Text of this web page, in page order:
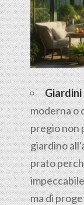
moderna o
pregio non
giardino
prato
ma di